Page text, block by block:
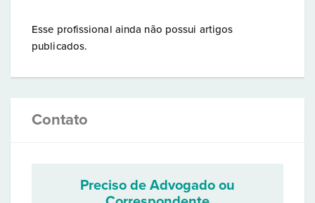
Esse profissional ainda não possui artigos
publicados.
Contato
Preciso de Advogado ou